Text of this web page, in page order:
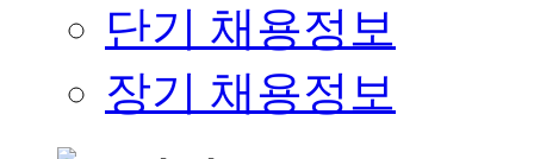
단기 채용정보
장기 채용정보